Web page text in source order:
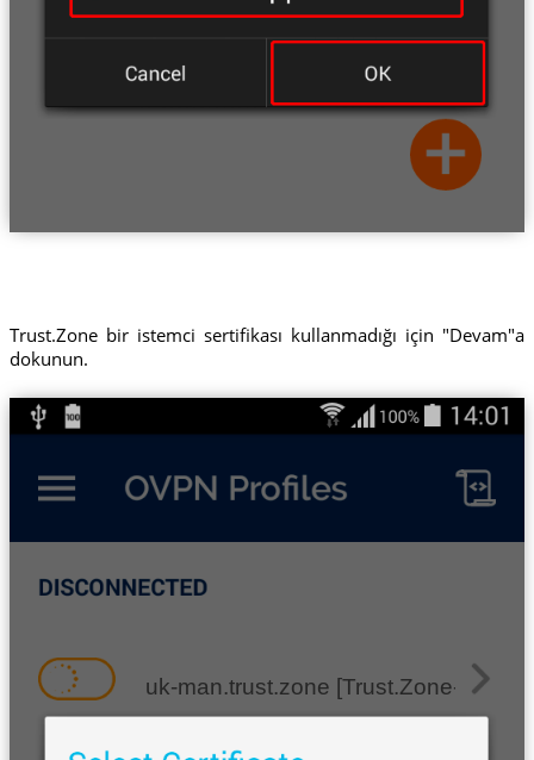
Trust.Zone bir istemci sertifikası kullanmadığı için "Devam"a
dokunun.
uk-man.trust.zone [Trust.Zone-